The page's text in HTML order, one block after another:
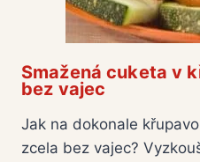
Smažená cuketa v
bez vajec
Jak na dokonale
zcela bez vajec?